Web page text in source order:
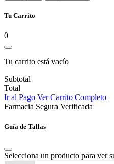
Tu Carrito
0
Tu carrito está vacío
Subtotal
Total
Ir al Pago Ver Carrito Completo
Farmacia Segura Verificada
Guía de Tallas
Selecciona un producto para ver